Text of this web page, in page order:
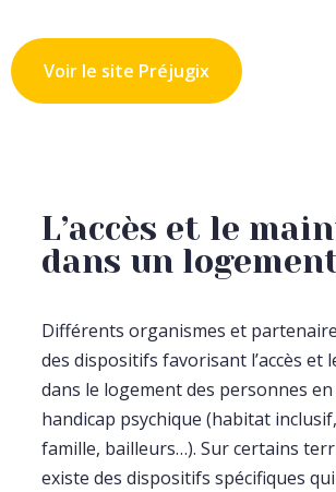
Voir le site Préjugix
L’accès et le
dans un
Différents organismes et
des dispositifs favorisant l’accès et
dans le logement des personnes
handicap psychique (habitat
famille, bailleurs…). Sur certains
existe des dispositifs spécifiques